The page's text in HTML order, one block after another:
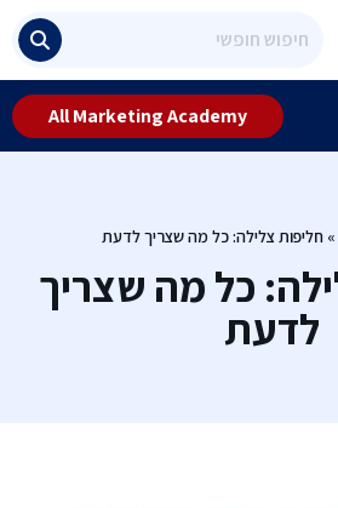
All Marketing Academy
» חליפות צלילה: כל מה שצריך לדעת
כל מה שצריך
לדעת